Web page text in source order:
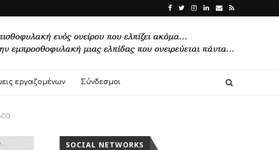
εργαζομένων Σύνδεσμοι
SOCIAL NETWORKS